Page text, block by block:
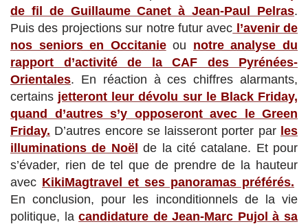
de fil de Guillaume Canet à Jean-Paul Pelras.
Puis des projections sur notre futur avec l’avenir de
nos seniors en Occitanieou notre analyse du
rapport d’activité de la CAF des Pyrénées-
Orientales. En réaction à ces chiffres alarmants,
certains jetteront leur dévolu sur le Black Friday,
quand d’autres s’y opposeront avec le Green
Friday. D’autres encore se laisseront porter par les
illuminations de Noël de la cité catalane. Et pour
s’évader, rien de tel que de prendre de la hauteur
avec KikiMagtravel et ses panoramas préférés.
En conclusion, pour les inconditionnels de la vie
politique, lacandidature de Jean-Marc Pujol à sa